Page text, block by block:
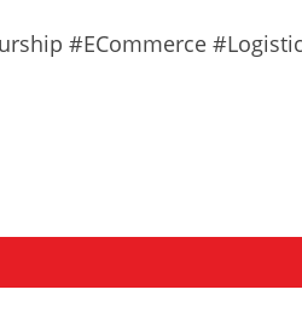
#ECommerce